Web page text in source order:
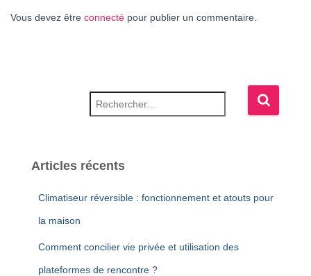
Vous devez être connecté pour publier un commentaire.
Articles récents
Climatiseur réversible : fonctionnement et atouts pour
la maison
Comment concilier vie privée et utilisation des
plateformes de rencontre ?